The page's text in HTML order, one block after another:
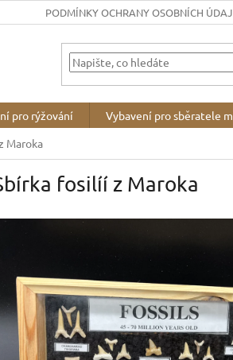
PODMÍNKY OCHRANY OSOBNÍCH
pro rýžování Vybavení pro sběratele
Maroka
fosilíí z Maroka